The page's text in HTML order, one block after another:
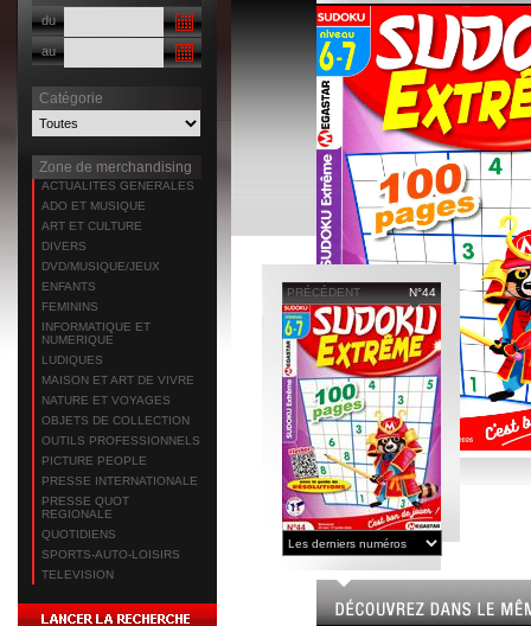
du
au
Catégorie
Zone de merchandising
ACTUALITES GENERALES
ADO ET MUSIQUE
ART ET CULTURE
DIVERS
DVD/MUSIQUE/JEUX
ENFANTS
FEMININS
INFORMATIQUE ET
NUMERIQUE
LUDIQUES
MAISON ET ART DE VIVRE
NATURE ET VOYAGES
OBJETS DE COLLECTION
OUTILS PROFESSIONNELS
PICTURE PEOPLE
PRESSE INTERNATIONALE
PRESSE QUOT
REGIONALE
QUOTIDIENS
SPORTS-AUTO-LOISIRS
TELEVISION
PRÉCÉDENT N°44